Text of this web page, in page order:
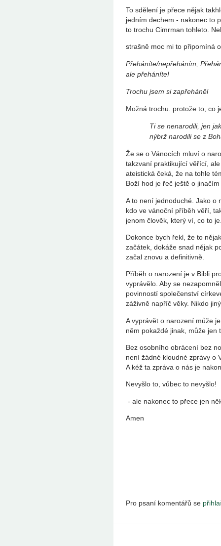
To sdělení je přece nějak
jedním dechem - nakonec to
to trochu Cimrman tohleto.
strašně moc mi to připomíná
Přeháníte/nepřeháním,
ale přeháníte!
Trochu jsem si zapřeháněl
Možná trochu. protože to, co
Ti se nenarodili, jen
nýbrž narodili se z
Že se o Vánocích mluví o
takzvaní praktikující věřící,
ateistická čeká, že na tohle
Boží hod je řeč ještě o
A to není jednoduché. Jako o
kdo ve vánoční příběh věří,
jenom člověk, který ví, co to
Dokonce bych řekl, že to
začátek, dokáže snad nějak
začal znovu a definitivně.
Příběh o narození je v Bibli
vyprávělo. Aby se
povinností společenství
záživně napříč věky. Nikdo
A vyprávět o narození může
něm pokaždé jinak, může jen
Bez osobního obrácení bez
není žádné kloudné zprávy o
A kéž ta zpráva o nás je
Nevyšlo to, vůbec to nevyšlo!
- ale nakonec to přece jen
Amen
Pro psaní komentářů se